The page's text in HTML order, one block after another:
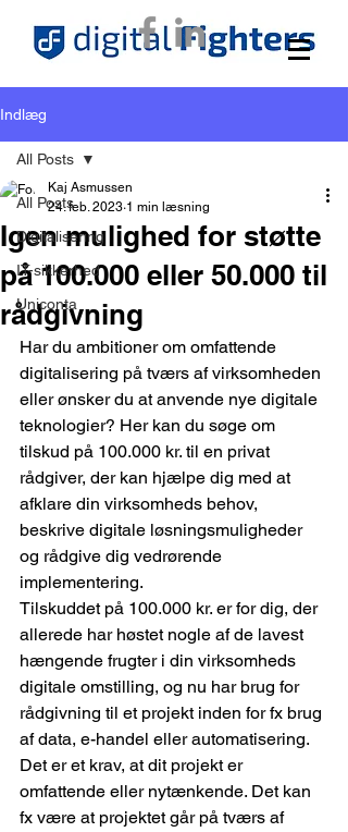
Indlæg
All Posts
Digitalisering
IT-sikkerhed
Uniconta
All Posts
Igen mulighed for støtte
på 100.000 eller 50.000 til
rådgivning
Kaj Asmussen
24. feb. 2023 1 min læsning
Har du ambitioner om omfattende
digitalisering på tværs af virksomheden
eller ønsker du at anvende nye digitale
teknologier? Her kan du søge om
tilskud på 100.000 kr. til en privat
rådgiver, der kan hjælpe dig med at
afklare din virksomheds behov,
beskrive digitale løsningsmuligheder
og rådgive dig vedrørende
implementering.
Tilskuddet på 100.000 kr. er for dig, der
allerede har høstet nogle af de lavest
hængende frugter i din virksomheds
digitale omstilling, og nu har brug for
rådgivning til et projekt inden for fx brug
af data, e-handel eller automatisering.
Det er et krav, at dit projekt er
omfattende eller nytænkende. Det kan
fx være at projektet går på tværs af